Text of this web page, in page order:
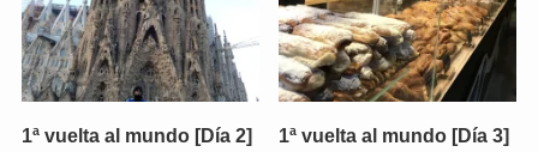
1ª vuelta al mundo [Día 2]
1ª vuelta al mundo [Día 3]